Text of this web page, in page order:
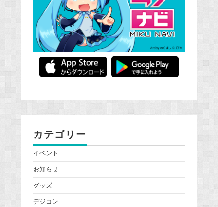
カテゴリー
イベント
お知らせ
グッズ
デジコン